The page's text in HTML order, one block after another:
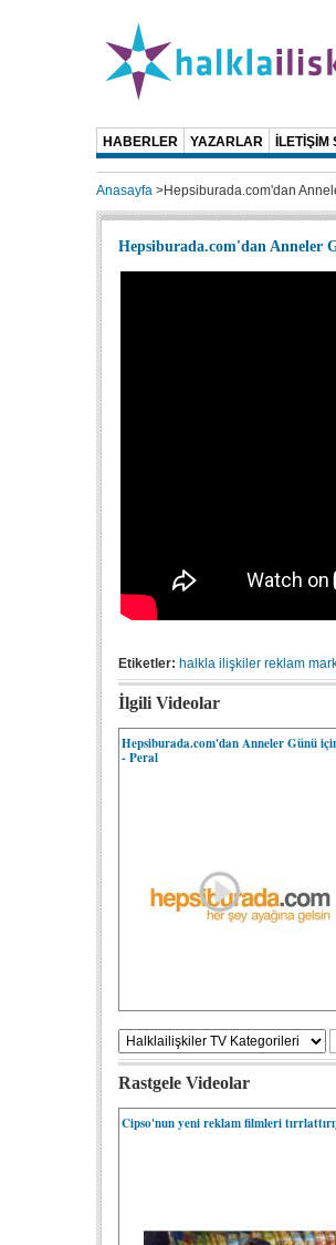
HABERLER YAZARLAR İLETİŞİM
Anasayfa >Hepsiburada.com'dan
Hepsiburada.com'dan Anneler
Etiketler: halkla ilişkiler reklam
İlgili Videolar
Hepsiburada.com'dan Anneler Günü
- Peral
Rastgele Videolar
Cipso'nun yeni reklam filmleri